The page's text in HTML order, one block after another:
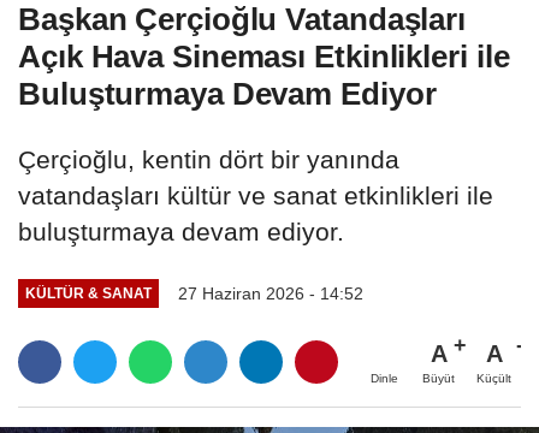
Başkan Çerçioğlu Vatandaşları
Açık Hava Sineması Etkinlikleri ile
Buluşturmaya Devam Ediyor
Çerçioğlu, kentin dört bir yanında
vatandaşları kültür ve sanat etkinlikleri ile
buluşturmaya devam ediyor.
KÜLTÜR & SANAT 27 Haziran 2026 - 14:52
Dinle
A
Büyüt
A
Küçült